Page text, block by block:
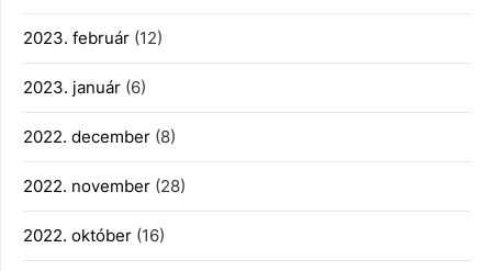
2023. február (12)
2023. január (6)
2022. december (8)
2022. november (28)
2022. október (16)